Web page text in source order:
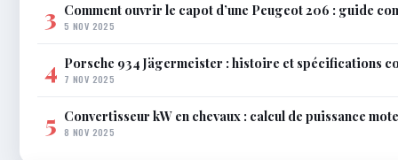
3 Comment ouvrir le capot d’une Peugeot 206 : guide
5 NOV 2025
4 Porsche 934 Jägermeister : histoire et spécifications
7 NOV 2025
5 Convertisseur kW en chevaux : calcul de puissance
8 NOV 2025